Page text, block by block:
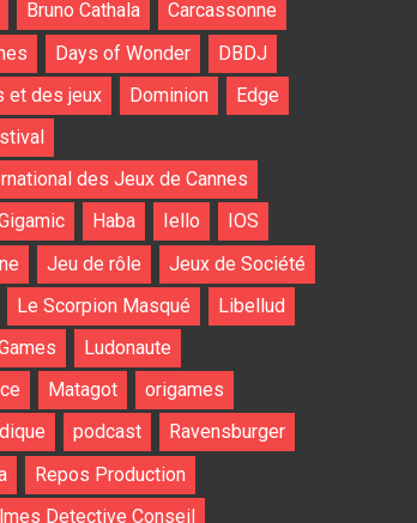
Bruno Cathala
Carcassonne
Days of Wonder
DBDJ
et des jeux
Dominion
Edge
des Jeux de Cannes
Haba Iello
IOS
Jeu de rôle
Jeux de Société
Le Scorpion Masqué
Libellud
Ludonaute
Matagot
origames
podcast
Ravensburger
Repos Production
Detective Conseil